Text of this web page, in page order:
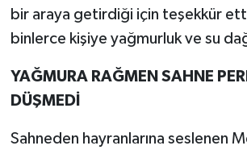
bir araya getirdiği için teşekkür
binlerce kişiye yağmurluk ve su
YAĞMURA RAĞMEN SAHNE
DÜŞMEDİ
Sahneden hayranlarına seslenen